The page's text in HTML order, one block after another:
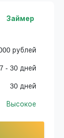
Займер
рублей
7 - 30 дней
30 дней
Высокое